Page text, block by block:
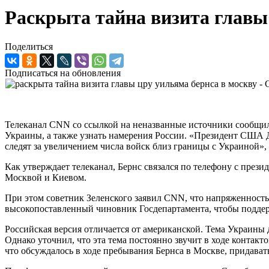
Раскрыта тайна визита
Поделиться
Подписаться на обновления
Телеканал CNN со ссылкой на неназванные источники
Украины, а также узнать намерения России. «Президент
следят за увеличением числа войск близ границы с
Как утверждает телеканал, Бернс связался по телефону с
Москвой и Киевом.
При этом советник Зеленского заявил CNN, что
высокопоставленный чиновник Госдепартамента, чтобы
Российская версия отличается от американской. Тема
Однако уточнил, что эта тема постоянно звучит в ходе
что обсуждалось в ходе пребывания Бернса в Москве,